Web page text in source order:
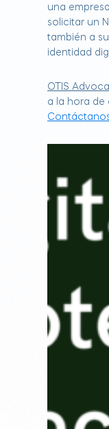
una
solicitar un
también a
identidad
OTIS
a la hora de